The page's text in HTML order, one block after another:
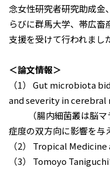
念⼥性研究者研究助成⾦
らびに群⾺⼤学、帯広
⽀援を受けて⾏われまし
＜論⽂情報＞
（1） Gut microbiota
and severity in cerebral
（腸内細菌叢は脳マ
症度の双⽅向に影響を与
（2） Tropical
（3） Tomoyo